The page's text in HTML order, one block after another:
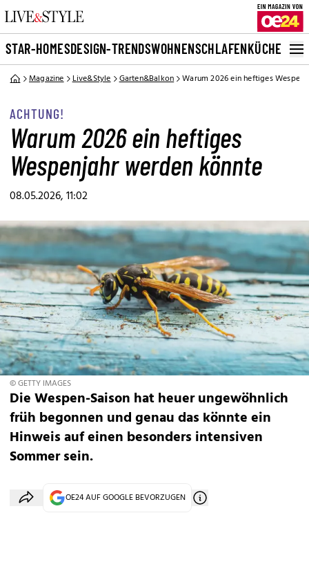
STAR-HOMESDESIGN-TRENDSWOHNENSCHLAFENKÜCHE BAD
Magazine Live&Style Garten&Balkon Warum 2026 ein heftiges
ACHTUNG!
Warum 2026 ein heftiges
Wespenjahr werden könnte
08.05.2026, 11:02
© GETTY IMAGES
Die Wespen-Saison hat heuer ungewöhnlich
früh begonnen und genau das könnte ein
Hinweis auf einen besonders intensiven
Sommer sein.
OE24 AUF GOOGLE BEVORZUGEN